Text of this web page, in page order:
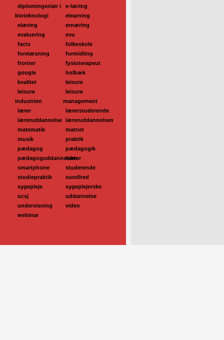
diplomingeniør i
bioteknologi
e-læring
elearning
elæring
ernæring
evaluering
evu
facts
folkeskole
forelæsning
formidling
fronter
fysioterapeut
google
holbæk
kvalitet
leisure
leisure
industrien
leisure
management
lærer
lærerstuderende
læreruddannelse læreruddannelsen
matematik
matnet
musik
praktik
pædagog
pædagogik
pædagoguddannelsen
rektor
smartphone
studerende
studiepraktik
sundhed
sygepleje
sygeplejerske
ucsj
uddannelse
undervisning
video
webinar